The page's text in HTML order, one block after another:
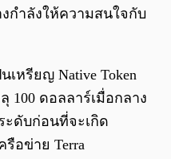
/0:00
กำลังให้ความสนใจกับ
เหรียญ Native Token
100 ดอลลาร์เมื่อกลาง
ดับก่อนที่จะเกิด
อข่าย Terra